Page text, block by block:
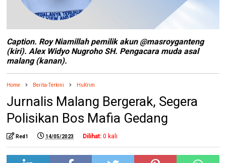
Caption. Roy Niamillah pemilik akun @masroyganteng
(kiri). Alex Widyo Nugroho SH. Pengacara muda asal
malang (kanan).
Home Berita-Terkini HuKrim
Jurnalis Malang Bergerak, Segera
Polisikan Bos Mafia Gedang
Red1 14/05/2023 Dilihat: 0 kali